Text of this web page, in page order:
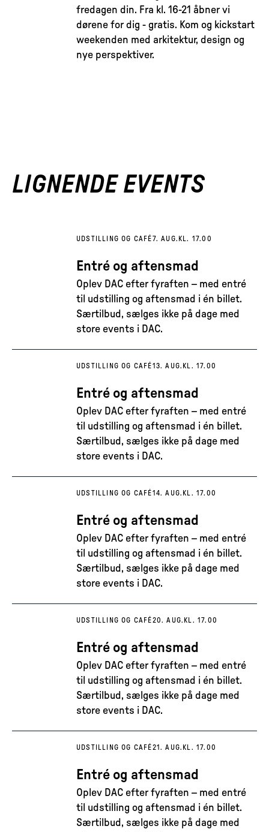
fredagen din. Fra kl. 16-21 åbner vi
dørene for dig - gratis. Kom og kickstart
weekenden med arkitektur, design og
nye perspektiver.
LIGNENDE EVENTS
UDSTILLING OG CAFÉ7. AUG. KL. 17.00
Entré og aftensmad
Oplev DAC efter fyraften – med entré
til udstilling og aftensmad i én billet.
Særtilbud, sælges ikke på dage med
store events i DAC.
UDSTILLING OG CAFÉ13. AUG. KL. 17.00
Entré og aftensmad
Oplev DAC efter fyraften – med entré
til udstilling og aftensmad i én billet.
Særtilbud, sælges ikke på dage med
store events i DAC.
UDSTILLING OG CAFÉ14. AUG. KL. 17.00
Entré og aftensmad
Oplev DAC efter fyraften – med entré
til udstilling og aftensmad i én billet.
Særtilbud, sælges ikke på dage med
store events i DAC.
UDSTILLING OG CAFÉ20. AUG. KL. 17.00
Entré og aftensmad
Oplev DAC efter fyraften – med entré
til udstilling og aftensmad i én billet.
Særtilbud, sælges ikke på dage med
store events i DAC.
UDSTILLING OG CAFÉ21. AUG. KL. 17.00
Entré og aftensmad
Oplev DAC efter fyraften – med entré
til udstilling og aftensmad i én billet.
Særtilbud, sælges ikke på dage med